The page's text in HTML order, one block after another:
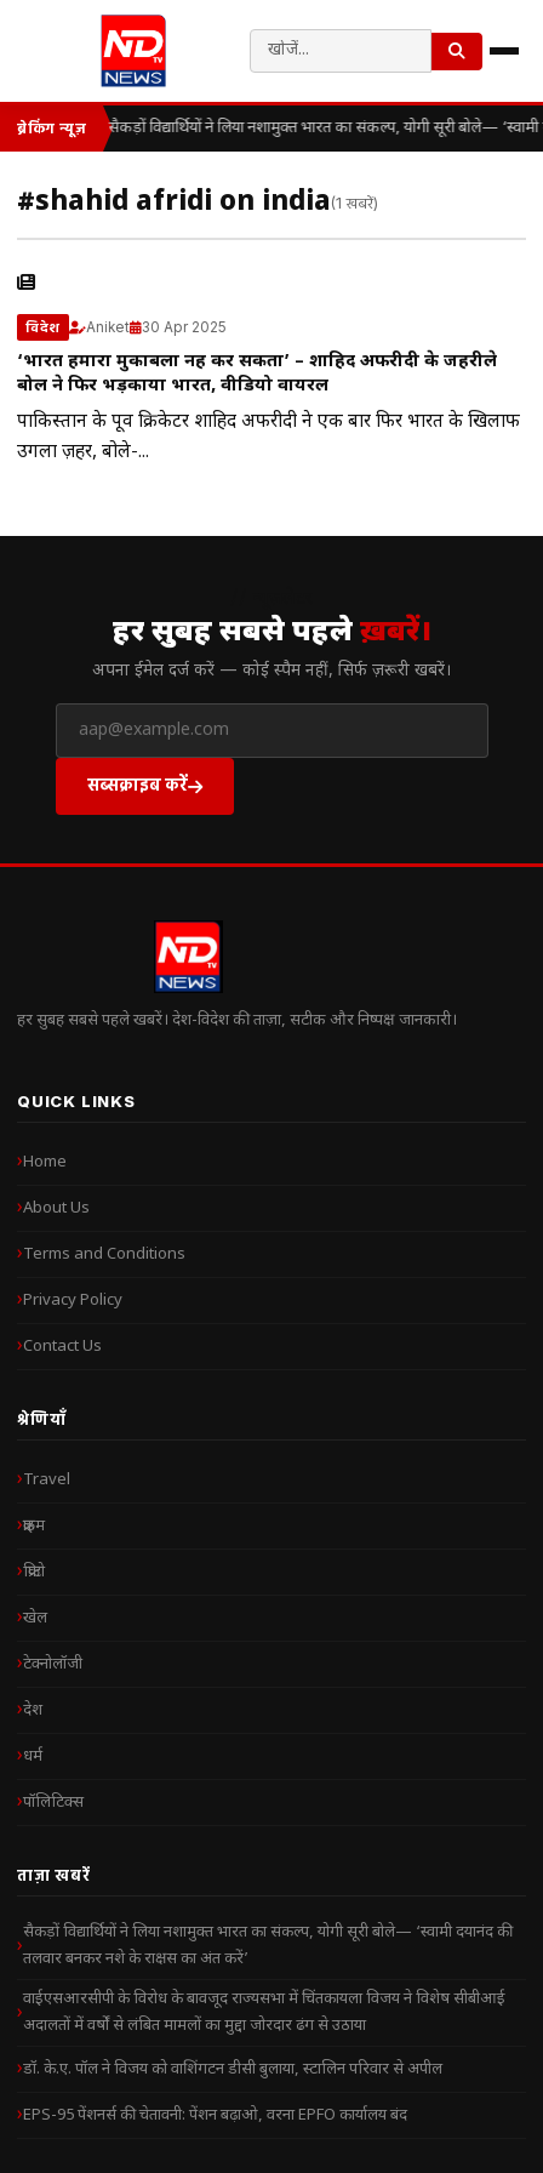
ब्रेकिंग न्यूज़ सैकड़ों विद्यार्थियों ने लिया नशामुक्त भारत का संकल्प, योगी सूरी बोले—
#shahid afridi on india (1 खबरें)
विदेश Aniket 30 Apr 2025
‘भारत हमारा मुकाबला नहीं कर सकता’ – शाहिद अफरीदी के जहरीले
बोल ने फिर भड़काया भारत, वीडियो वायरल
पाकिस्तान के पूर्व क्रिकेटर शाहिद अफरीदी ने एक बार फिर भारत के खिलाफ
उगला ज़हर, बोले-...
हर सुबह सबसे पहलेख़बरें।
अपना ईमेल दर्ज करें — कोई स्पैम नहीं, सिर्फ ज़रूरी खबरें।
सब्सक्राइब करें
हर सुबह सबसे पहले खबरें। देश-विदेश की ताज़ा, सटीक और निष्पक्ष जानकारी।
QUICK LINKS
Home
About Us
Terms and Conditions
Privacy Policy
Contact Us
श्रेणियाँ
Travel
क्राइम
क्रिप्टो
खेल
टेक्नोलॉजी
देश
धर्म
पॉलिटिक्स
ताज़ा खबरें
सैकड़ों विद्यार्थियों ने लिया नशामुक्त भारत का संकल्प, योगी सूरी बोले— ‘स्वामी दयानंद की
तलवार बनकर नशे के राक्षस का अंत करें’
वाईएसआरसीपी के विरोध के बावजूद राज्यसभा में चिंतकायला विजय ने विशेष सीबीआई
अदालतों में वर्षों से लंबित मामलों का मुद्दा जोरदार ढंग से उठाया
डॉ. के.ए. पॉल ने विजय को वाशिंगटन डीसी बुलाया, स्टालिन परिवार से अपील
EPS-95 पेंशनर्स की चेतावनी: पेंशन बढ़ाओ, वरना EPFO कार्यालय बंद